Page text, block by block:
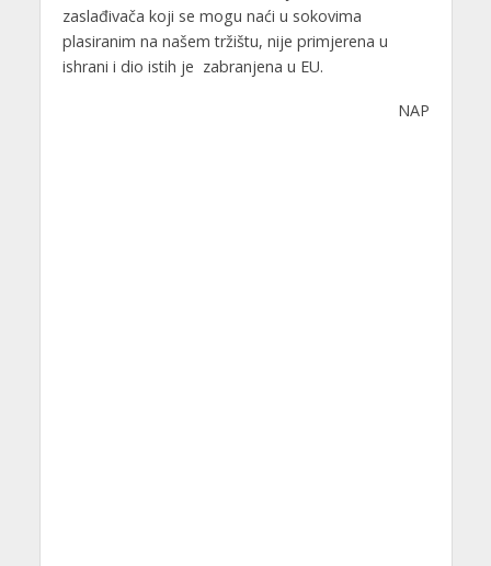
zaslađivača koji se mogu naći u sokovima
plasiranim na našem tržištu, nije primjerena u
ishrani i dio istih je zabranjena u EU.
NAP